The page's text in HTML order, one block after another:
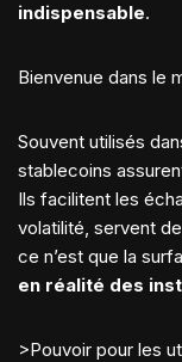
indispensable.
Bienvenue dans le
Souvent utilisés
stablecoins
Ils facilitent les
volatilité, servent
ce n’est que la
en réalité des
>Pouvoir pour les